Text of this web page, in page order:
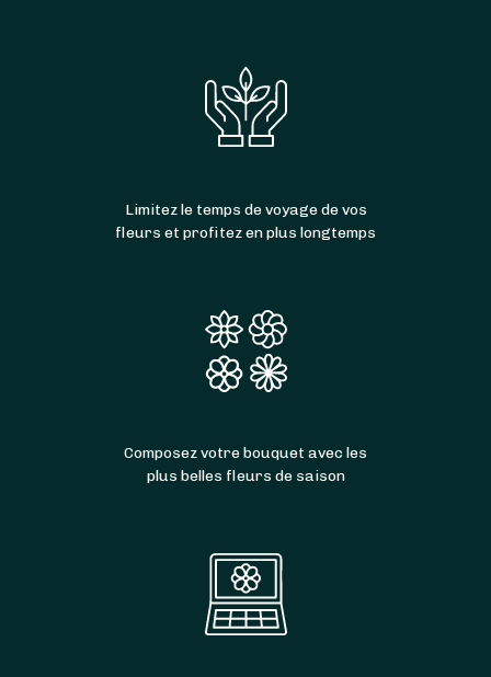
Limitez le temps de voyage de vos
fleurs et profitez en plus longtemps
Composez votre bouquet avec les
plus belles fleurs de saison